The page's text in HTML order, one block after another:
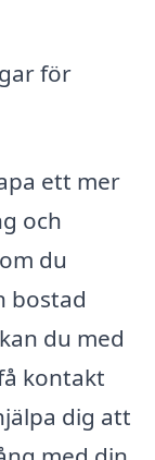
för
ett mer
och
du
bostad
du med
kontakt
dig att